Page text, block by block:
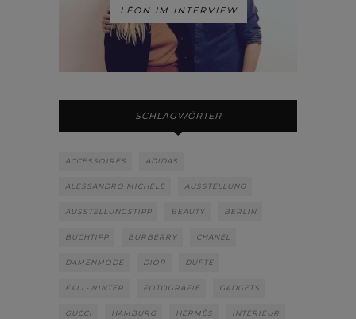
LÉON IM INTERVIEW
SCHLAGWÖRTER
ACCESSOIRES ADIDAS
ALESSANDRO MICHELE AUSSTELLUNG
AUSSTELLUNGSTIPP BEAUTY BERLIN
BUCHTIPP BURBERRY CHANEL
DAMENMODE DIOR DÜFTE
FALL-WINTER FOTOGRAFIE GADGETS
GUCCI HAMBURG HERMÈS INTERIEUR